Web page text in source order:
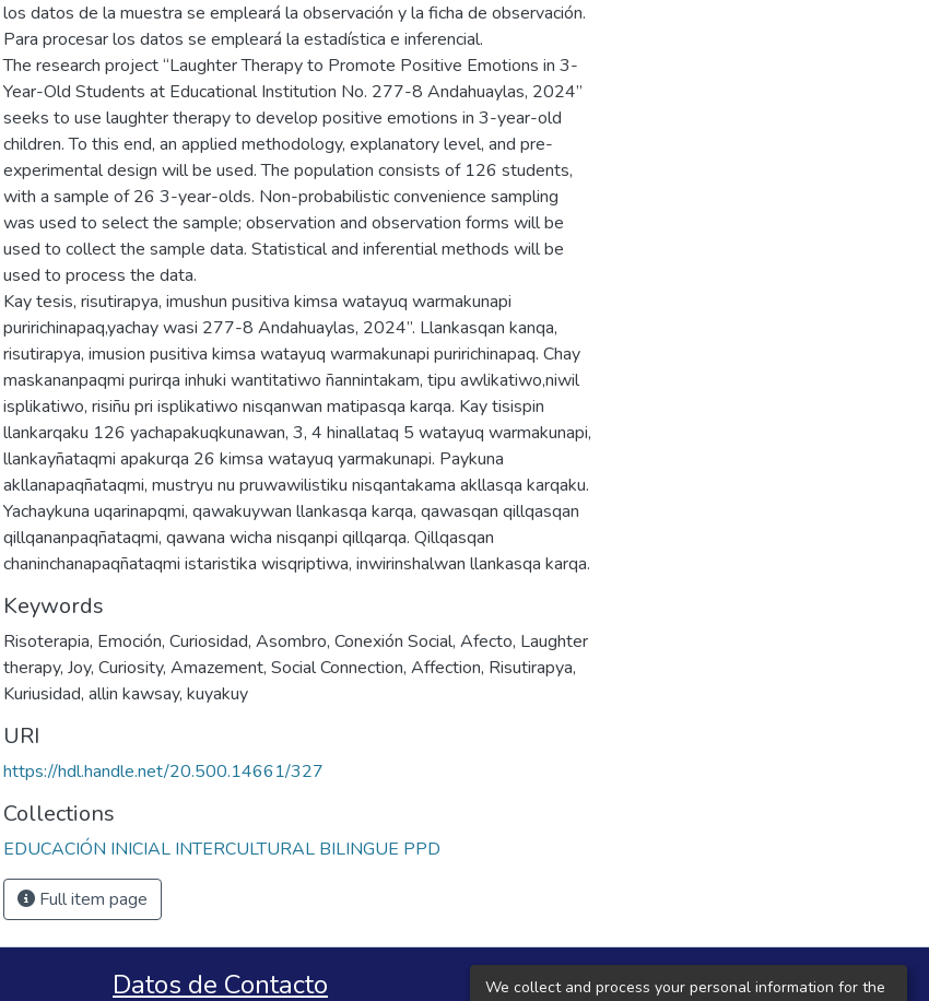
los datos de la muestra se empleará la observación y la ficha de observación.
Para procesar los datos se empleará la estadística e inferencial.
The research project “Laughter Therapy to Promote Positive Emotions in 3-
Year-Old Students at Educational Institution No. 277-8 Andahuaylas, 2024”
seeks to use laughter therapy to develop positive emotions in 3-year-old
children. To this end, an applied methodology, explanatory level, and pre-
experimental design will be used. The population consists of 126 students,
with a sample of 26 3-year-olds. Non-probabilistic convenience sampling
was used to select the sample; observation and observation forms will be
used to collect the sample data. Statistical and inferential methods will be
used to process the data.
Kay tesis, risutirapya, imushun pusitiva kimsa watayuq warmakunapi
puririchinapaq,yachay wasi 277-8 Andahuaylas, 2024”. Llankasqan kanqa,
risutirapya, imusion pusitiva kimsa watayuq warmakunapi puririchinapaq. Chay
maskananpaqmi purirqa inhuki wantitatiwo ñannintakam, tipu awlikatiwo,niwil
isplikatiwo, risiñu pri isplikatiwo nisqanwan matipasqa karqa. Kay tisispin
llankarqaku 126 yachapakuqkunawan, 3, 4 hinallataq 5 watayuq warmakunapi,
llankayñataqmi apakurqa 26 kimsa watayuq yarmakunapi. Paykuna
akllanapaqñataqmi, mustryu nu pruwawilistiku nisqantakama akllasqa karqaku.
Yachaykuna uqarinapqmi, qawakuywan llankasqa karqa, qawasqan qillqasqan
qillqananpaqñataqmi, qawana wicha nisqanpi qillqarqa. Qillqasqan
chaninchanapaqñataqmi istaristika wisqriptiwa, inwirinshalwan llankasqa karqa.
Keywords
Risoterapia, Emoción, Curiosidad, Asombro, Conexión Social, Afecto, Laughter
therapy, Joy, Curiosity, Amazement, Social Connection, Affection, Risutirapya,
Kuriusidad, allin kawsay, kuyakuy
URI
https://hdl.handle.net/20.500.14661/327
Collections
EDUCACIÓN INICIAL INTERCULTURAL BILINGUE PPD
Full item page
Datos de Contacto Local Central
We collect and process your personal information for the